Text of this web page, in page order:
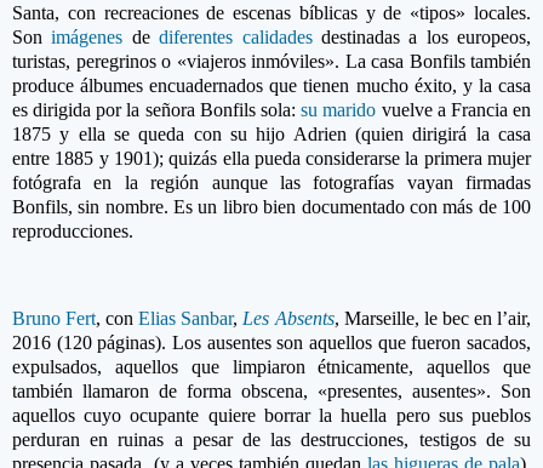
Santa, con recreaciones de escenas bíblicas y de «tipos» locales.
Sonimágenes dediferentes calidadesdestinadas a los europeos,
turistas, peregrinos o «viajeros inmóviles». La casa Bonfils también
produce álbumes encuadernados que tienen mucho éxito, y la casa
es dirigida por la señora Bonfils sola:su marido vuelve a Francia en
1875 y ella se queda con su hijo Adrien (quien dirigirá la casa
entre 1885 y 1901); quizás ella pueda considerarse la primera mujer
fotógrafa en la región aunque las fotografías vayan firmadas
Bonfils, sin nombre. Es un libro bien documentado con más de 100
reproducciones.
Bruno Fert, conElias Sanbar, Les Absents, Marseille, le bec en l’air,
2016 (120 páginas). Los ausentes son aquellos que fueron sacados,
expulsados, aquellos que limpiaron étnicamente, aquellos que
también llamaron de forma obscena, «presentes, ausentes». Son
aquellos cuyo ocupante quiere borrar la huella pero sus pueblos
perduran en ruinas a pesar de las destrucciones, testigos de su
presencia pasada (y a veces también quedan las higueras de pala).